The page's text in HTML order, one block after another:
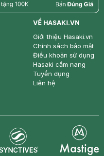
price
VỀ HASAKI.VN
Giới thiệu Hasaki.vn
Chính sách bảo mật
Điều khoản sử dụng
Hasaki cẩm nang
Tuyển dụng
Liên hệ